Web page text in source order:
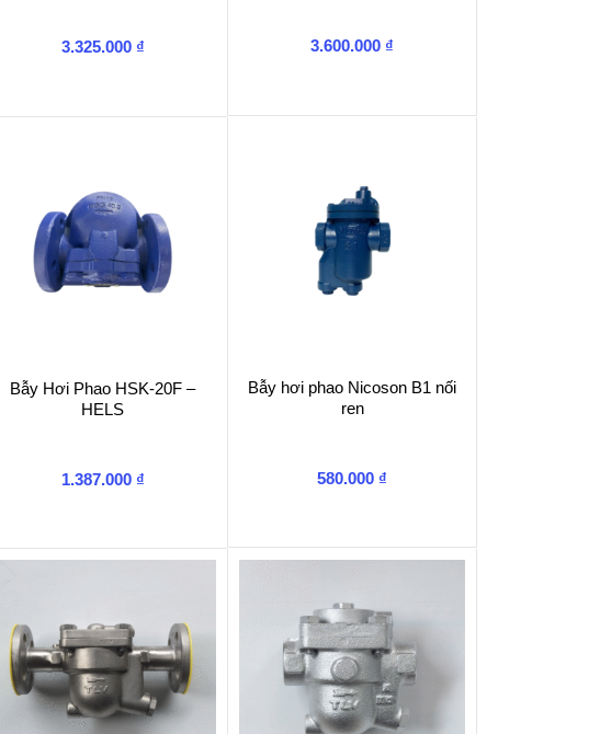
3.325.000 ₫ 3.600.000 ₫
Bẫy Hơi Phao HSK-20F –
HELS
1.387.000 ₫
Bẫy hơi phao Nicoson B1 nối
ren
580.000 ₫